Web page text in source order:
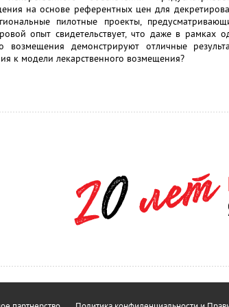
на основе референтных цен для
пилотные проекты,
опыт свидетельствует, что даже в рамках
возмещения демонстрируют отличные
к модели лекарственного возмещения?